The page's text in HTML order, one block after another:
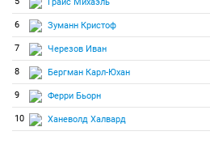
6 Зуманн Кристоф
7 Черезов Иван
8 Бергман Карл-Юхан
9 Ферри Бьорн
10 Ханеволд Халвард